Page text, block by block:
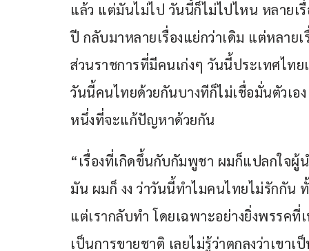
แล้ว แต่มันไม่ไป วันนี้ก็ไม่ไปไหน หลายเ
ปี กลับมาหลายเรื่องแย่กว่าเดิม แต่หลาย
ส่วนราชการที่มีคนเก่งๆ วันนี้ประเทศไท
วันนี้คนไทยด้วยกันบางทีก็ไม่เชื่อมั่นตัวเ
หนึ่งที่จะแก้ปัญหาด้วยกัน
“เรื่องที่เกิดขึ้นกับกัมพูชา ผมก็แปลกใจผู้
มัน ผมก็ งง ว่าวันนี้ทำไมคนไทยไม่รักกัน
แต่เรากลับทำ โดยเฉพาะอย่างยิ่งพรรค
เป็นการขายชาติ เลยไม่รู้ว่าตกลงว่าเขา